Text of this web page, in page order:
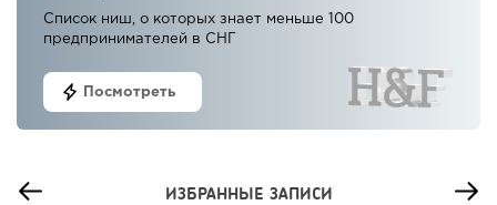
Список ниш, о которых знает меньше 100
предпринимателей в СНГ
Посмотреть
ИЗБРАННЫЕ ЗАПИСИ